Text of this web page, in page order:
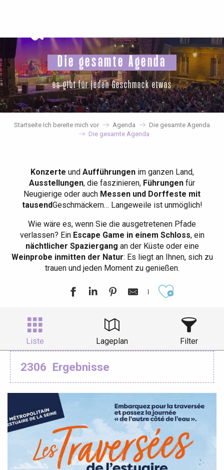
principal
Die gesamte Agenda
es gibt für jeden Geschmack etwas
Startseite Ich bereite mich vor Agenda
Die gesamte Agenda
Die gesamte Agenda
Konzerte und Aufführungenim ganzen Land,
Ausstellungen, die faszinieren, Führungen für
Neugierige oder auch Messen und Dorffeste mit
tausendGeschmäckern… Langeweile ist unmöglich!
Wie wäre es, wenn Sie die ausgetretenen Pfade
verlassen? EinEscape Game in einem Schloss, ein
nächtlicher Spaziergang an der Küste oder eine
Weinprobe inmitten der Natur: Es liegt an Ihnen, sich zu
trauen und jeden Moment zu genießen.
Liste Lageplan Filter
2306 Ergebnisse